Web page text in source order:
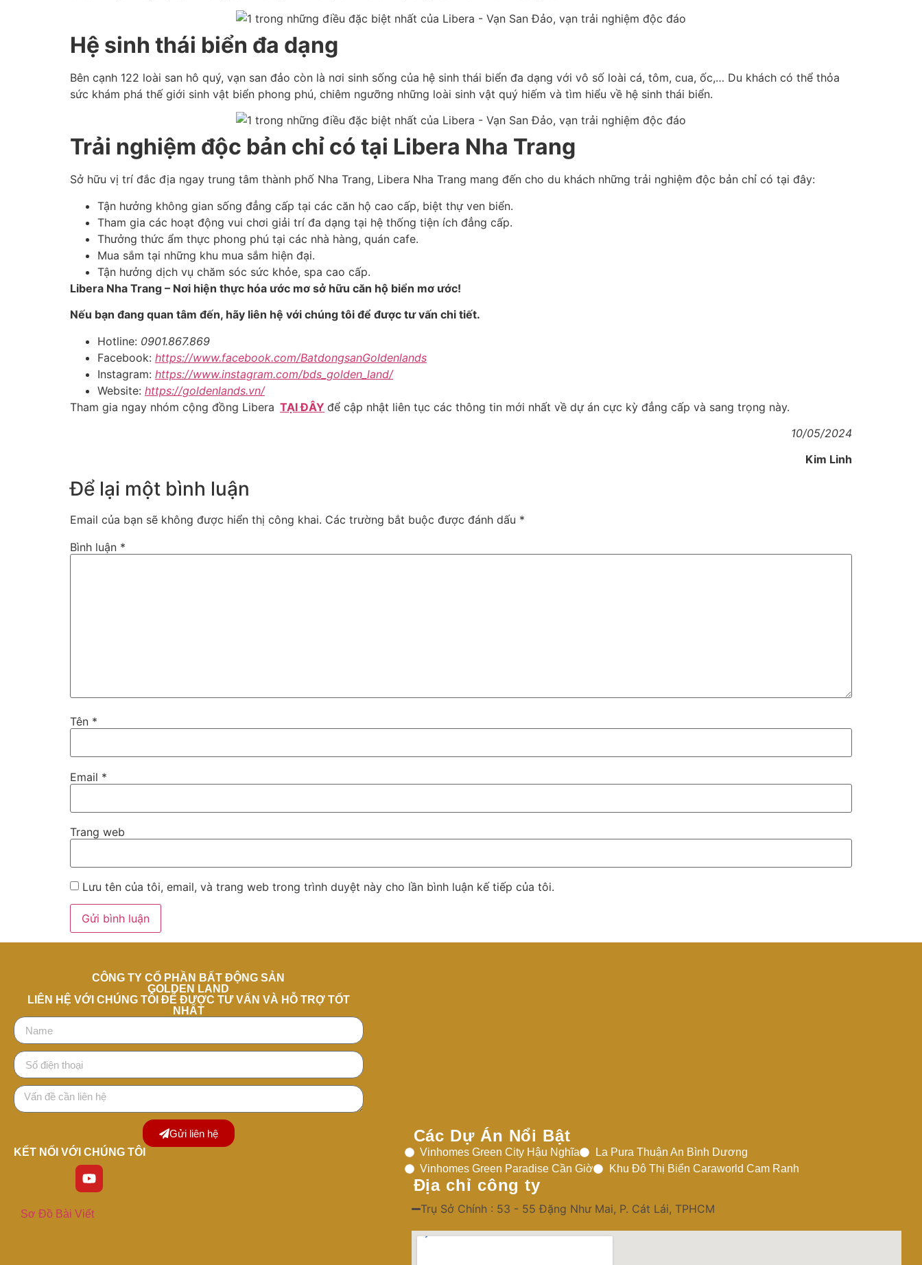
Hệ sinh thái biển đa dạng
Bên cạnh 122 loài san hô quý, vạn san đảo còn là nơi sinh sống của hệ sinh thái biển đa dạng với vô số loài cá, tôm, cua, ốc,… Du khách có thể thỏa
sức khám phá thế giới sinh vật biển phong phú, chiêm ngưỡng những loài sinh vật quý hiếm và tìm hiểu về hệ sinh thái biển.
Trải nghiệm độc bản chỉ có tại Libera Nha Trang
Sở hữu vị trí đắc địa ngay trung tâm thành phố Nha Trang, Libera Nha Trang mang đến cho du khách những trải nghiệm độc bản chỉ có tại đây:
Tận hưởng không gian sống đẳng cấp tại các căn hộ cao cấp, biệt thự ven biển.
Tham gia các hoạt động vui chơi giải trí đa dạng tại hệ thống tiện ích đẳng cấp.
Thưởng thức ẩm thực phong phú tại các nhà hàng, quán cafe.
Mua sắm tại những khu mua sắm hiện đại.
Tận hưởng dịch vụ chăm sóc sức khỏe, spa cao cấp.
Libera Nha Trang – Nơi hiện thực hóa ước mơ sở hữu căn hộ biển mơ ước!
Nếu bạn đang quan tâm đến, hãy liên hệ với chúng tôi để được tư vấn chi tiết.
Hotline: 0901.867.869
Facebook: https://www.facebook.com/BatdongsanGoldenlands
Instagram: https://www.instagram.com/bds_golden_land/
Website: https://goldenlands.vn/
Tham gia ngay nhóm cộng đồng Libera TẠI ĐÂY để cập nhật liên tục các thông tin mới nhất về dự án cực kỳ đẳng cấp và sang trọng này.
10/05/2024
Kim Linh
Để lại một bình luận
Email của bạn sẽ không được hiển thị công khai. Các trường bắt buộc được đánh dấu *
Bình luận *
Tên *
Email *
Trang web
Lưu tên của tôi, email, và trang web trong trình duyệt này cho lần bình luận kế tiếp của tôi.
CÔNG TY CỔ PHẦN BẤT ĐỘNG SẢN
GOLDEN LAND
LIÊN HỆ VỚI CHÚNG TÔI ĐỂ ĐƯỢC TƯ VẤN VÀ HỖ TRỢ TỐT
NHẤT
Gửi liên hệ
KẾT NỐI VỚI CHÚNG TÔI
Sơ Đồ Bài Viết
Các Dự Án Nổi Bật
Vinhomes Green City Hậu Nghĩa
La Pura Thuận An Bình Dương
Vinhomes Green Paradise Cần Giờ
Khu Đô Thị Biển Caraworld Cam Ranh
Địa chỉ công ty
Trụ Sở Chính : 53 - 55 Đặng Như Mai, P. Cát Lái, TPHCM